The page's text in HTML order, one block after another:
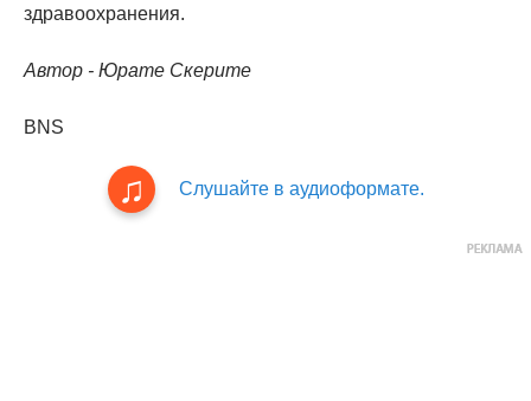
здравоохранения.
Автор - Юрате Скерите
BNS
Слушайте в аудиоформате.